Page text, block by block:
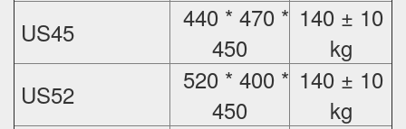
US45
440 * 470 *
450
140 ± 10
kg
US52
520 * 400 *
450
140 ± 10
kg